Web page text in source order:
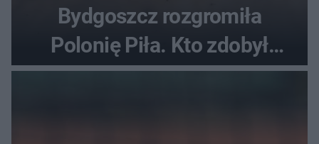
Bydgoszcz rozgromiła
Polonię Piła. Kto zdobył
najwięcej punktów?